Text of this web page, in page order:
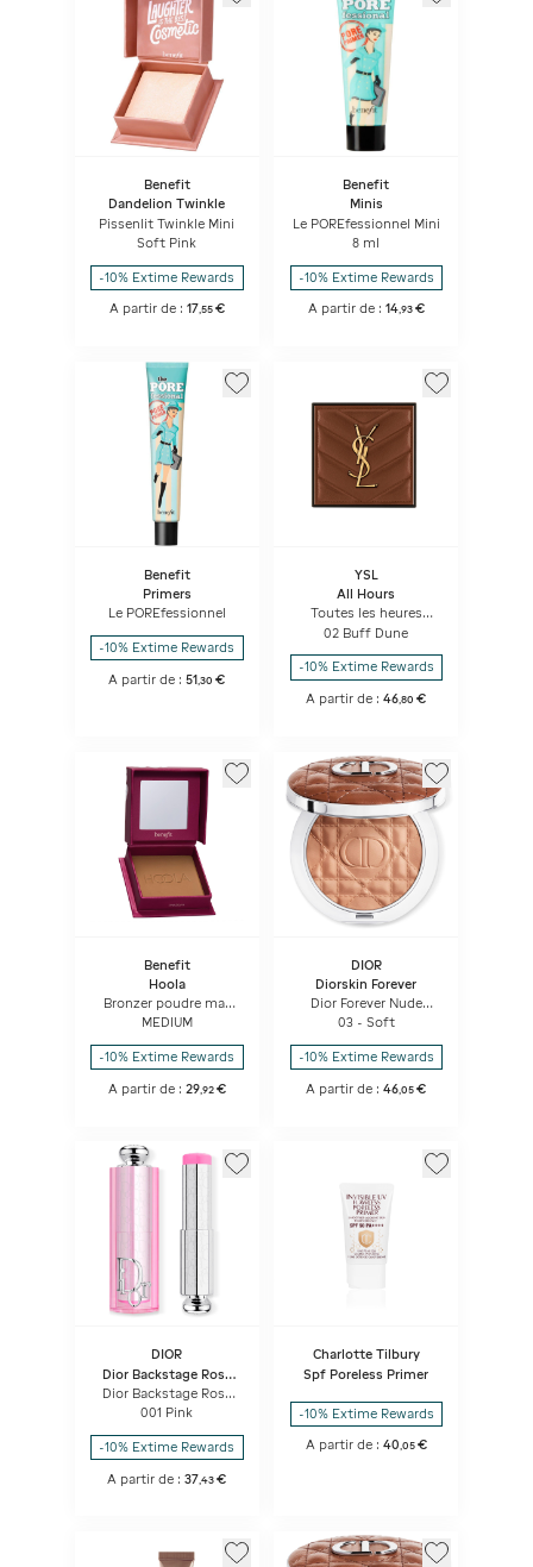
Benefit
Dandelion Twinkle
Pissenlit Twinkle Mini
Soft Pink
-10% Extime Rewards
A partir de : 17,55 €
Benefit
Minis
Le POREfessionnel Mini
8 ml
-10% Extime Rewards
A partir de : 14,93 €
Benefit
Primers
Le POREfessionnel
-10% Extime Rewards
A partir de :51 ,30 €
YSL
All Hours
Toutes les heures
Hyper Bronze
02 Buff Dune
-10% Extime Rewards
A partir de :46,80 €
Benefit
Hoola
Bronzer poudre mat
iconique
MEDIUM
-10% Extime Rewards
A partir de : 29, 92 €
DIOR
Diorskin Forever
Dior Forever Nude
Bronze Poudre
Bronzante Fini éclat
Naturel Ou Mat
03 - Soft
-10% Extime Rewards
A partir de :46 ,05 €
DIOR
Dior Backstage Rosy
Glow Stick
Dior Backstage Rosy
Glow Stick Blush Stick
éclat Et Couleur
Activée Par Le Ph
001 Pink
-10% Extime Rewards
A partir de :37 ,43 €
Charlotte Tilbury
Spf Poreless Primer
-10% Extime Rewards
A partir de : 40,05 €